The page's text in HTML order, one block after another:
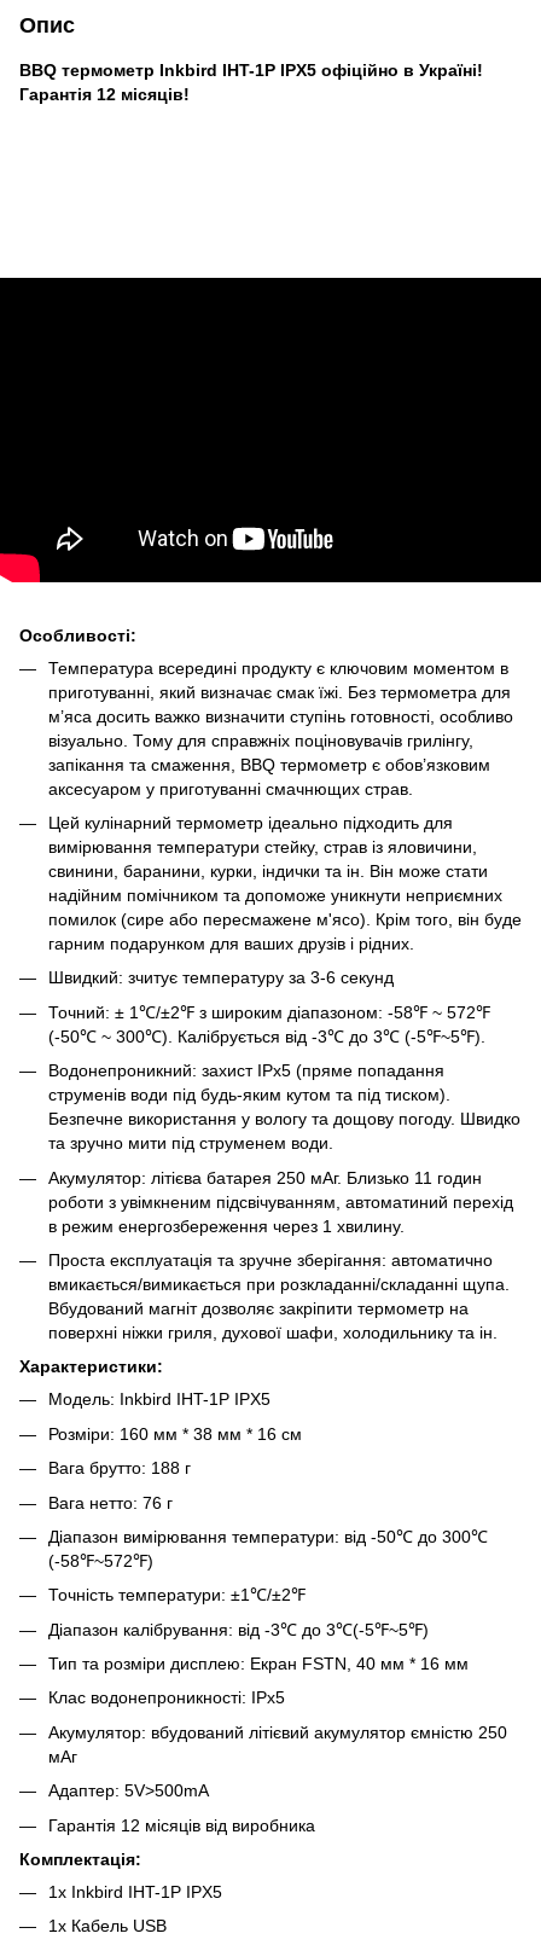
Опис
BBQ термометр Inkbird IHT-1P IPX5 офіційно в Україні!
Гарантія 12 місяців!
Особливості:
Температура всередині продукту є ключовим моментом в
приготуванні, який визначає смак їжі. Без термометра для
м’яса досить важко визначити ступінь готовності, особливо
візуально. Тому для справжніх поціновувачів грилінгу,
запікання та смаження, BBQ термометр є обов’язковим
аксесуаром у приготуванні смачнющих страв.
Цей кулінарний термометр ідеально підходить для
вимірювання температури стейку, страв із яловичини,
свинини, баранини, курки, індички та ін. Він може стати
надійним помічником та допоможе уникнути неприємних
помилок (сире або пересмажене м'ясо). Крім того, він буде
гарним подарунком для ваших друзів і рідних.
Швидкий: зчитує температуру за 3-6 секунд
Точний: ± 1℃/±2℉ з широким діапазоном: -58℉ ~ 572℉
(-50℃ ~ 300℃). Калібрується від -3℃ до 3℃ (-5℉~5℉).
Водонепроникний: захист IPx5 (пряме попадання
струменів води під будь-яким кутом та під тиском).
Безпечне використання у вологу та дощову погоду. Швидко
та зручно мити під струменем води.
Акумулятор: літієва батарея 250 мАг. Близько 11 годин
роботи з увімкненим підсвічуванням, автоматиний перехід
в режим енергозбереження через 1 хвилину.
Проста експлуатація та зручне зберігання: автоматично
вмикається/вимикається при розкладанні/складанні щупа.
Вбудований магніт дозволяє закріпити термометр на
поверхні ніжки гриля, духової шафи, холодильнику та ін.
Характеристики:
Модель: Inkbird IHT-1P IPX5
Розміри: 160 мм * 38 мм * 16 см
Вага брутто: 188 г
Вага нетто: 76 г
Діапазон вимірювання температури: від -50℃ до 300℃
(-58℉~572℉)
Точність температури: ±1℃/±2℉
Діапазон калібрування: від -3℃ до 3℃(-5℉~5℉)
Тип та розміри дисплею: Екран FSTN, 40 мм * 16 мм
Клас водонепроникності: IPx5
Акумулятор: вбудований літієвий акумулятор ємністю 250
мАг
Адаптер: 5V>500mA
Гарантія 12 місяців від виробника
Комплектація:
1х Inkbird IHT-1P IPX5
1х Кабель USB